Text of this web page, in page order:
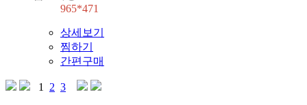
965*471
상세보기
찜하기
간편구매
1 2 3